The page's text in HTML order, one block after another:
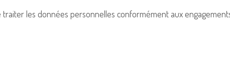
traiter les données personnelles conformément aux